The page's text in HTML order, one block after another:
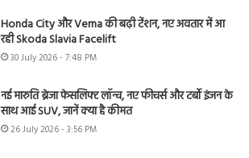
Honda City और Verna की बढ़ी टेंशन, नए अवतार में आ
रही Skoda Slavia Facelift
30 July 2026 - 7:48 PM
नई मारुति ब्रेजा फेसलिफ्ट लॉन्च, नए फीचर्स और टर्बो इंजन के
साथ आई SUV, जानें क्या है कीमत
26 July 2026 - 3:56 PM